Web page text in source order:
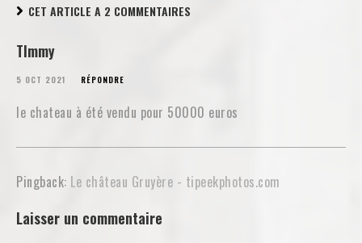
CET ARTICLE A 2 COMMENTAIRES
TImmy
5 OCT 2021 RÉPONDRE
le chateau à été vendu pour 50000 euros
Pingback: Le château Gruyère - tipeekphotos.com
Laisser un commentaire